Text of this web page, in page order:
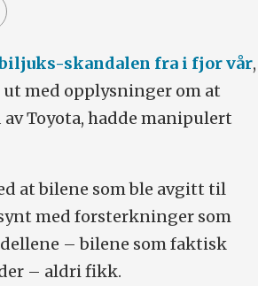
skandalen fra i fjor vår,
med opplysninger om at
Toyota, hadde manipulert
at bilene som ble avgitt til
med forsterkninger som
– bilene som faktisk
– aldri fikk.